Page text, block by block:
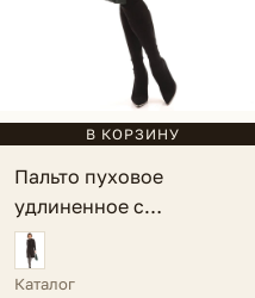
В КОРЗИНУ
Пальто пуховое
удлиненное с
манжетами темно-
зеленое Rosarno
Каталог